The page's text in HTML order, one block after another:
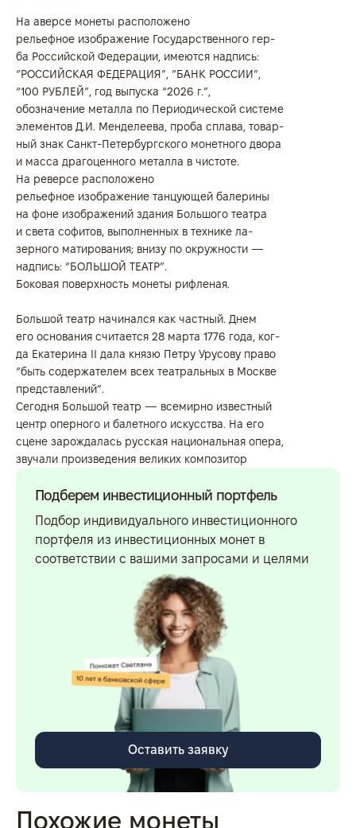
На аверсе монеты расположено
рельефное изображение Государственного гер‑
ба Российской Федерации, имеются надпись:
“РОССИЙСКАЯ ФЕДЕРАЦИЯ”, “БАНК РОССИИ”,
“100 РУБЛЕЙ”, год выпуска “2026 г.”,
обозначение металла по Периодической системе
элементов Д.И. Менделеева, проба сплава, товар‑
ный знак Санкт-Петербургского монетного двора
и масса драгоценного металла в чистоте.
На реверсе расположено
рельефное изображение танцующей балерины
на фоне изображений здания Большого театра
и света софитов, выполненных в технике ла‑
зерного матирования; внизу по окружности —
надпись: “БОЛЬШОЙ ТЕАТР”.
Боковая поверхность монеты рифленая.
Большой театр начинался как частный. Днем
его основания считается 28 марта 1776 года, ког‑
да Екатерина II дала князю Петру Урусову право
“быть содержателем всех театральных в Москве
представлений”.
Сегодня Большой театр — всемирно известный
центр оперного и балетного искусства. На его
сцене зарождалась русская национальная опера,
звучали произведения великих композитор
Подберем инвестиционный портфель
Подбор индивидуального инвестиционного
портфеля из инвестиционных монет в
соответствии с вашими запросами и целями
Оставить заявку
Похожие монеты